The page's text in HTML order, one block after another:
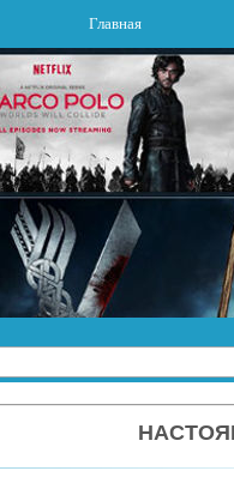
Главная